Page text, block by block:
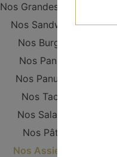
Nos Grandes Pizzas
Nos Sandwichs
Nos Burgers
Nos Paninis
Nos Panuzzo
Nos Tacos
Nos Salades
Nos Pâtes
Nos Assiettes